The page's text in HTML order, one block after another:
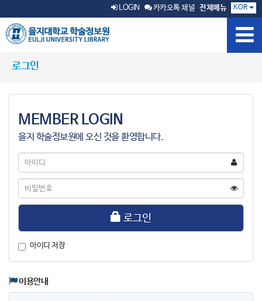
LOGIN 카카오톡 채널 전체메뉴 KOR
로그인
MEMBER LOGIN
을지 학술정보원에 오신 것을 환영합니다.
아
디
비
번
로그인
아이디 저장
이용안내